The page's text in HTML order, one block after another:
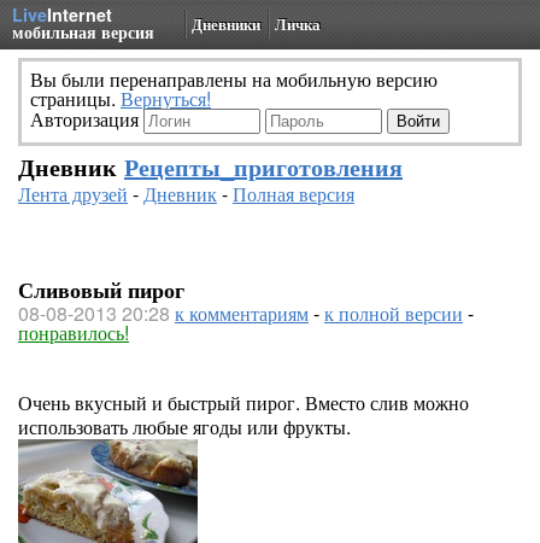
LiveInternet
мобильная версия Дневники Личка
Вы были перенаправлены на мобильную версию
страницы. Вернуться!
Авторизация
Дневник Рецепты_приготовления
Лента друзей -Дневник-Полная версия
Сливовый пирог
08-08-2013 20:28 к комментариям-к полной версии -
понравилось!
Очень вкусный и быстрый пирог. Вместо слив можно
использовать любые ягоды или фрукты.